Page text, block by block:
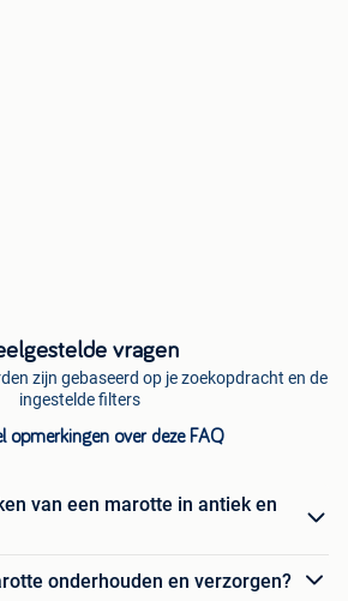
vragen
zijn gebaseerd op je zoekopdracht en de
ingestelde filters
opmerkingen over deze FAQ
van een marotte in antiek en
onderhouden en verzorgen?